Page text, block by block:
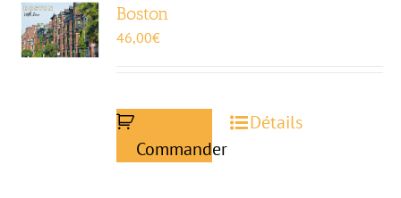
Boston
46,00€
Commander
Détails